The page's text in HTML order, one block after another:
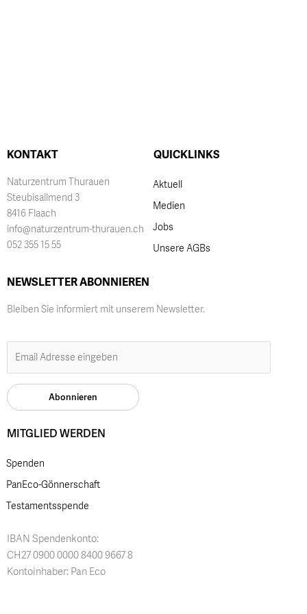
KONTAKT
Naturzentrum Thurauen
Steubisallmend 3
8416 Flaach
info@naturzentrum-thurauen.ch
052 355 15 55
QUICKLINKS
Aktuell
Medien
Jobs
Unsere AGBs
NEWSLETTER ABONNIEREN
Bleiben Sie informiert mit unserem Newsletter.
MITGLIED WERDEN
Spenden
PanEco-Gönnerschaft
Testamentsspende
IBAN Spendenkonto:
CH27 0900 0000 8400 9667 8
Kontoinhaber: Pan Eco